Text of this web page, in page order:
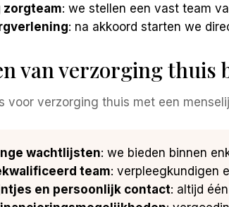
zorgteam: we stellen een vast team
: na akkoord starten we
van verzorging thuis
voor verzorging thuis met een
wachtlijsten: we bieden binnen
team: verpleegkundigen
en persoonlijk contact: altijd